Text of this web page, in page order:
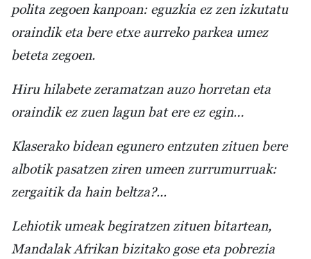
polita zegoen kanpoan: eguzkia ez zen izkutatu
oraindik eta bere etxe aurreko parkea umez
beteta zegoen.
Hiru hilabete zeramatzan auzo horretan eta
oraindik ez zuen lagun bat ere ez egin…
Klaserako bidean egunero entzuten zituen bere
albotik pasatzen ziren umeen zurrumurruak:
zergaitik da hain beltza?...
Lehiotik umeak begiratzen zituen bitartean,
Mandalak Afrikan bizitako gose eta pobrezia